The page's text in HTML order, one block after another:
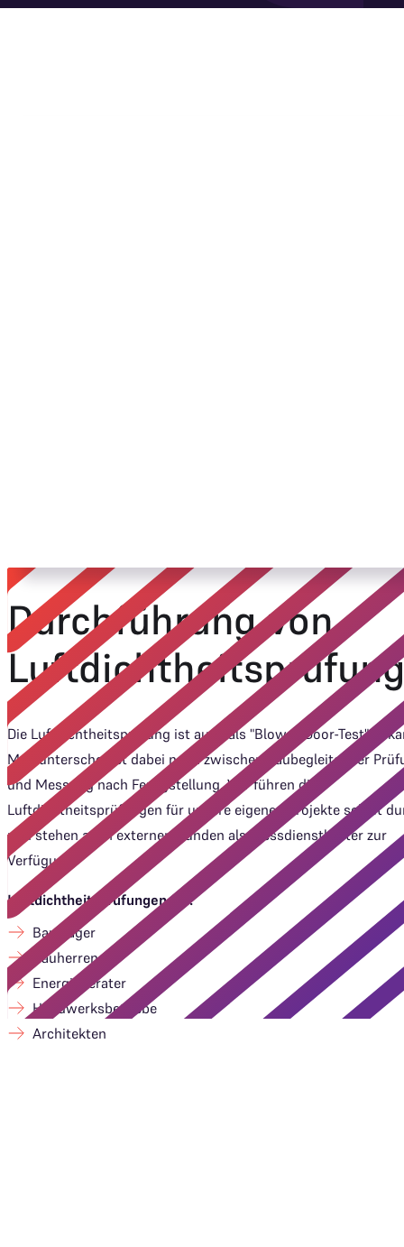
Durchführung von
Die Luftdichtheitsprüfung ist auch als "Blower-Door-Test"
Man unterscheidet dabei noch zwischen baubegleitender
und Messung nach Fertigstellung. Wir führen die
Luftdichtheitsprüfungen für unsere eigenen Projekte selbst
und stehen auch externen Kunden als Messdienstleister zur
Verfügung.
Luftdichtheitsprüfungen für:
Bauträger
Bauherren
Energieberater
Handwerksbetriebe
Architekten